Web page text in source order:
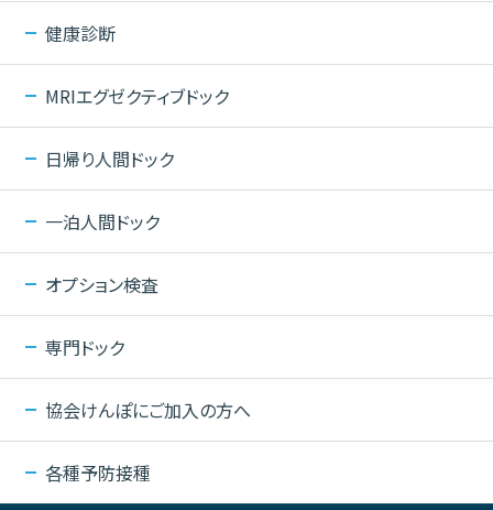
健康診断
MRIエグゼクティブドック
日帰り人間ドック
一泊人間ドック
オプション検査
専門ドック
協会けんぽにご加入の方へ
各種予防接種